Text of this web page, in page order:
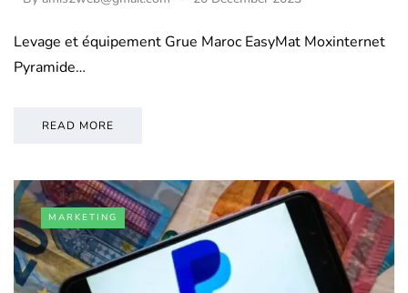
Levage et équipement Grue Maroc EasyMat Moxinternet
Pyramide…
READ MORE
MARKETING